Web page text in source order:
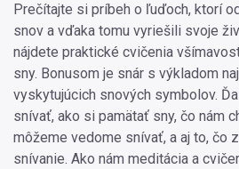
Prečítajte si príbeh o ľuďoch, ktorí
snov a vďaka tomu vyriešili svoje
nájdete praktické cvičenia
sny. Bonusom je snár s výkladom
vyskytujúcich snových symbolov.
snívať, ako si pamätať sny, čo nám
môžeme vedome snívať, a aj to, čo
snívanie. Ako nám meditácia a